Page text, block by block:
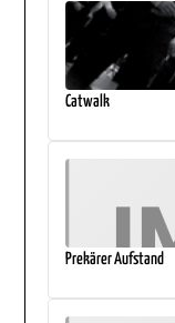
Catwalk
Prekärer Aufstand